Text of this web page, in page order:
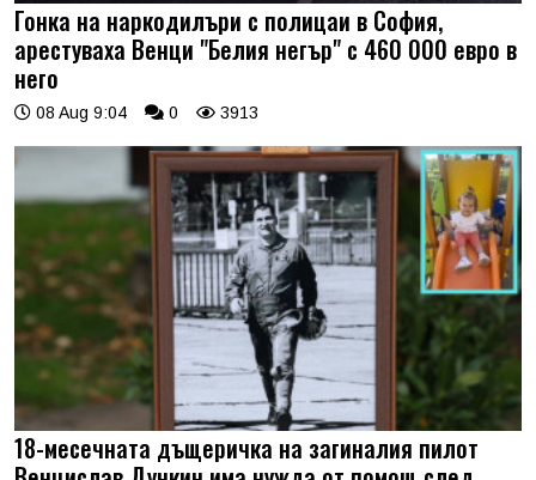
Гонка на наркодилъри с полицаи в София,
арестуваха Венци "Белия негър" с 460 000 евро в
него
08 Aug 9:04 0 3913
18-месечната дъщеричка на загиналия пилот